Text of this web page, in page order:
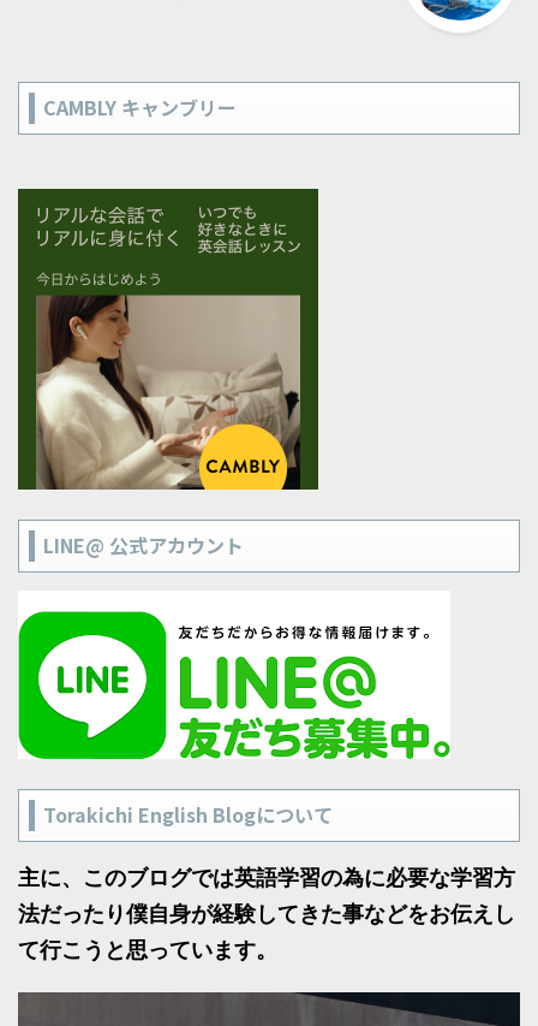
CAMBLY キャンブリー
LINE@ 公式アカウント
Torakichi English Blogについて
主に、このブログでは英語学習の為に必要な学習方
法だったり僕自身が経験してきた事などをお伝えし
て行こうと思っています。